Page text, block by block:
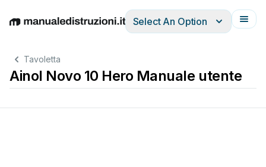
EnglishDeutschEspañolItalianoFrançais
Select An Option
Tavoletta
Ainol Novo 10 Hero Manuale utente